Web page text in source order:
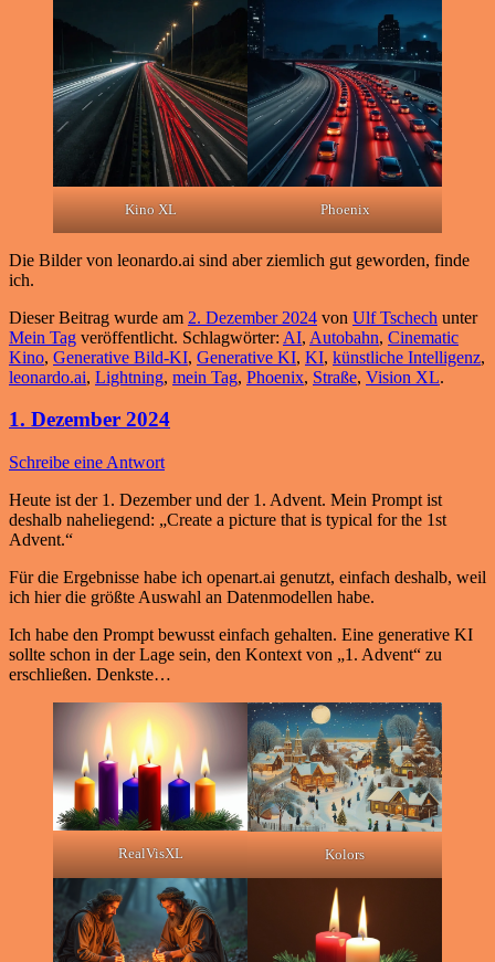
Kino XL Phoenix
Die Bilder von leonardo.ai sind aber ziemlich gut geworden, finde
ich.
Dieser Beitrag wurde am 2. Dezember 2024 von Ulf Tschech unter
Mein Tag veröffentlicht. Schlagwörter: AI, Autobahn, Cinematic
Kino, Generative Bild-KI, Generative KI, KI, künstliche Intelligenz,
leonardo.ai, Lightning, mein Tag, Phoenix, Straße, Vision XL.
1. Dezember 2024
Schreibe eine Antwort
Heute ist der 1. Dezember und der 1. Advent. Mein Prompt ist
deshalb naheliegend: „Create a picture that is typical for the 1st
Advent.“
Für die Ergebnisse habe ich openart.ai genutzt, einfach deshalb, weil
ich hier die größte Auswahl an Datenmodellen habe.
Ich habe den Prompt bewusst einfach gehalten. Eine generative KI
sollte schon in der Lage sein, den Kontext von „1. Advent“ zu
erschließen. Denkste…
RealVisXL Kolors